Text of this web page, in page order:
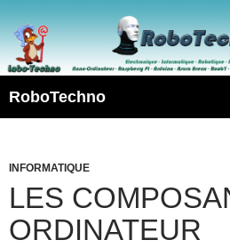
au
contenu
RoboTechno
INFORMATIQUE
LES
ORDINATEUR